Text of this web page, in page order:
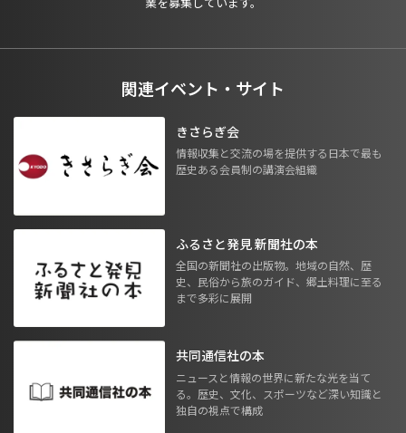
関連イベント・サイト
きさらぎ会
情報収集と交流の場を提供する日本で最も
歴史ある会員制の講演会組織
ふるさと発見 新聞社の本
全国の新聞社の出版物。地域の自然、歴
史、民俗から旅のガイド、郷土料理に至る
まで多彩に展開
共同通信社の本
ニュースと情報の世界に新たな光を当て
る。歴史、文化、スポーツなど深い知識と
独自の視点で構成